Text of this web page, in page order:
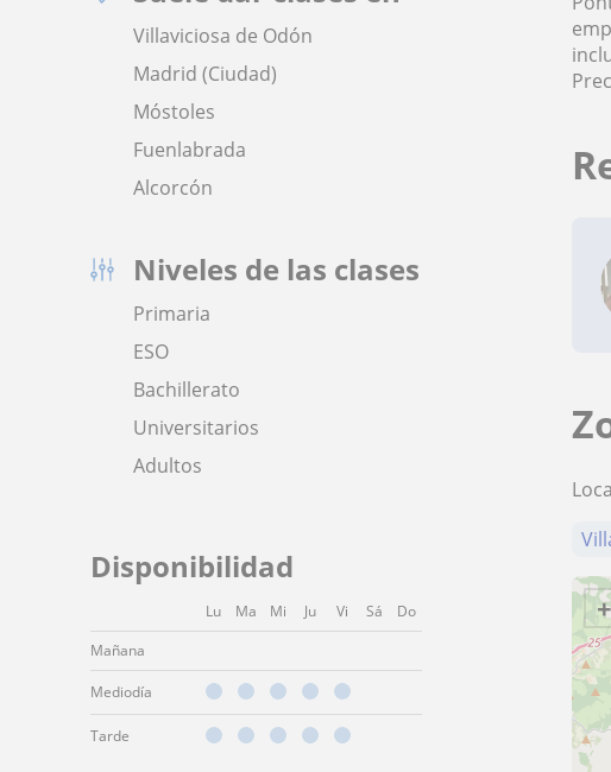
Villaviciosa de Odón
Madrid (Ciudad)
Móstoles
Fuenlabrada
Alcorcón
Niveles de las clases
Primaria
ESO
Bachillerato
Universitarios
Adultos
Disponibilidad
Lu Ma Mi Ju Vi Sá
Do
Mañana
Mediodía
Tarde